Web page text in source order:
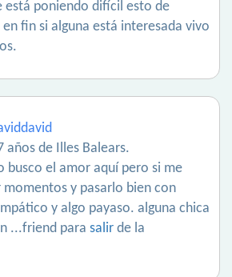
está poniendo difícil esto de
fin si alguna está interesada vivo
años de Illes Balears.
busco el amor aquí pero si me
y pasarlo bien con
y algo payaso. alguna chica
...friend para salir de la